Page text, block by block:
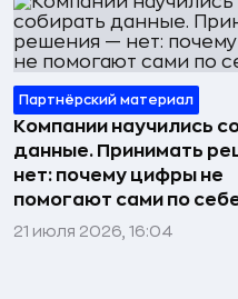
Партнёрский материал
Компании научились
данные. Принимать
нет: почему цифры не
помогают сами по
21 июля 2026, 16:04